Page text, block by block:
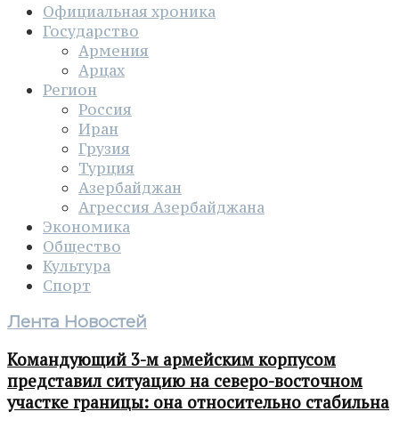
Официальная хроника
Государство
Армения
Арцах
Регион
Россия
Иран
Грузия
Турция
Азербайджан
Агрессия Азербайджана
Экономика
Общество
Культура
Спорт
Лента Новостей
Командующий 3-м армейским корпусом
представил ситуацию на северо-восточном
участке границы: она относительно стабильна